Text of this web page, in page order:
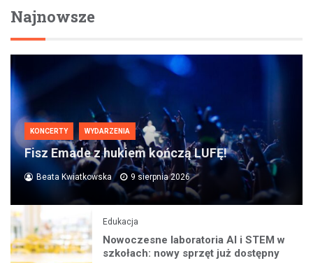
Najnowsze
KONCERTY WYDARZENIA
Fisz Emade z hukiem kończą LUFĘ!
Beata Kwiatkowska 9 sierpnia 2026
Edukacja
Nowoczesne laboratoria AI i STEM w
szkołach: nowy sprzęt już dostępny